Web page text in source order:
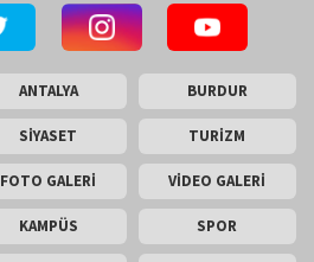
ANTALYA BURDUR
SİYASET TURİZM
FOTO GALERİ VİDEO GALERİ
KAMPÜS SPOR